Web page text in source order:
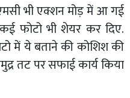
भी एक्शन मोड़ में आ गई
फोटो भी शेयर कर दिए.
में ये बताने की कोशिश की
तट पर सफाई कार्य किया